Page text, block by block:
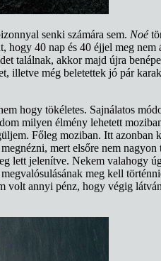
senki számára sem. Noé
40 nap és 40 éjjel meg
találnak, akkor majd újra
még beletettek jó pár
hogy tökéletes. Sajnálatos
milyen élmény lehetett
Főleg moziban. Itt
mert elsőre nem
lett jelenítve. Nekem valahogy
meg kell
annyi pénz, hogy végig